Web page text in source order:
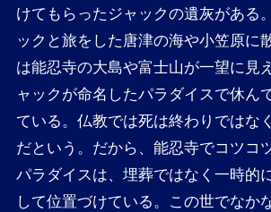
けてもらったジャックの遺灰がある
ックと旅をした唐津の海や小笠原に
は能忍寺の大島や富士山が一望に見
ャックが命名したパラダイスで休ん
ている。仏教では死は終わりではな
だという。だから、能忍寺でコツコ
パラダイスは、埋葬ではなく一時的
して位置づけている。この世でなか